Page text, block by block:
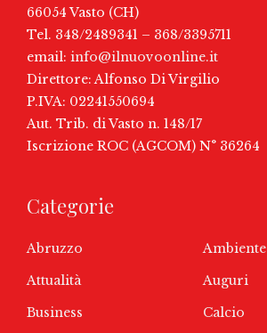
66054 Vasto (CH)
Tel. 348/2489341 – 368/3395711
email: info@ilnuovoonline.it
Direttore: Alfonso Di Virgilio
P.IVA: 02241550694
Aut. Trib. di Vasto n. 148/17
Iscrizione ROC (AGCOM) N° 36264
Categorie
Abruzzo
Ambiente
Attualità
Auguri
Business
Calcio